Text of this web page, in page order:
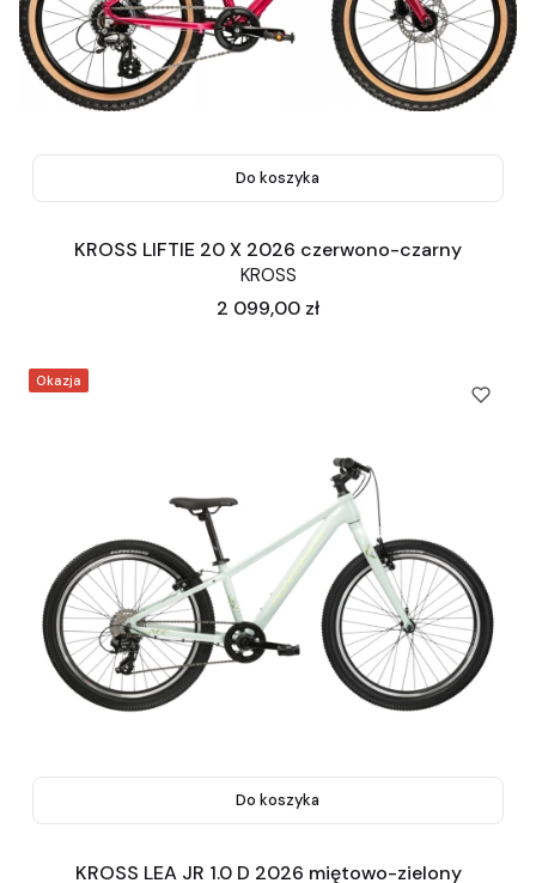
Do koszyka
KROSS LIFTIE 20 X 2026 czerwono-czarny
KROSS
Cena
2 099,00 zł
Okazja
Do koszyka
KROSS LEA JR 1.0 D 2026 miętowo-zielony